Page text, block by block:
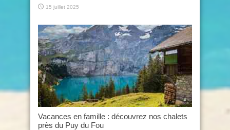
15 juillet 2025
Vacances en famille : découvrez nos chalets
près du Puy du Fou